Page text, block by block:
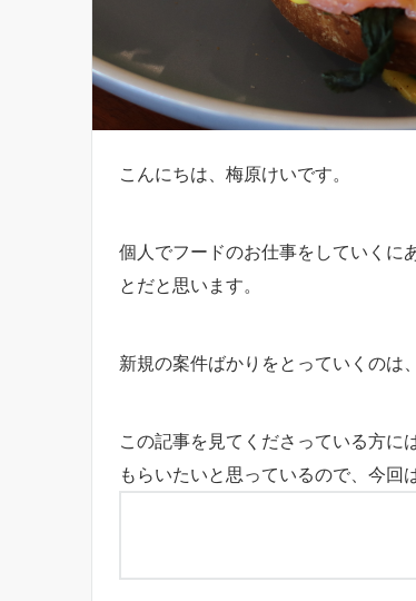
こんにちは、梅原けいです。
個人でフードのお仕事をしていくに
とだと思います。
新規の案件ばかりをとっていくのは
この記事を見てくださっている方に
もらいたいと思っているので、今回